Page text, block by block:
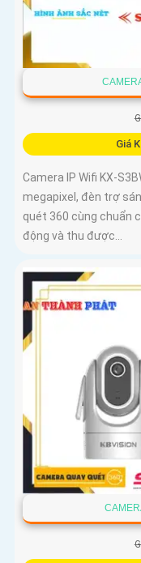
Giá
Camera IP Wifi KX-
megapixel, đèn trợ
quét 360 cùng chuẩn
động và thu được...